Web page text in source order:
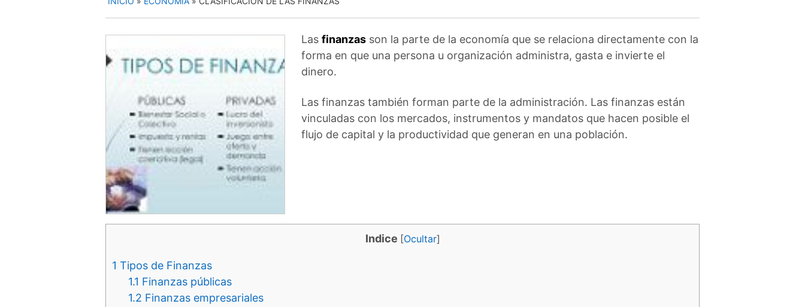
Las finanzas son la parte de la economía que se relaciona directamente con la
forma en que una persona u organización administra, gasta e invierte el
dinero.
Las finanzas también forman parte de la administración. Las finanzas están
vinculadas con los mercados, instrumentos y mandatos que hacen posible el
flujo de capital y la productividad que generan en una población.
Indice [Ocultar]
1 Tipos de Finanzas
1.1 Finanzas públicas
1.2 Finanzas empresariales